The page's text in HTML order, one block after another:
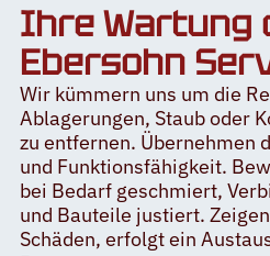
Ihre Wartung
Ebersohn
Wir kümmern uns um die
Ablagerungen, Staub oder
zu entfernen. Übernehmen
und Funktionsfähigkeit.
bei Bedarf geschmiert,
und Bauteile justiert.
Schäden, erfolgt ein